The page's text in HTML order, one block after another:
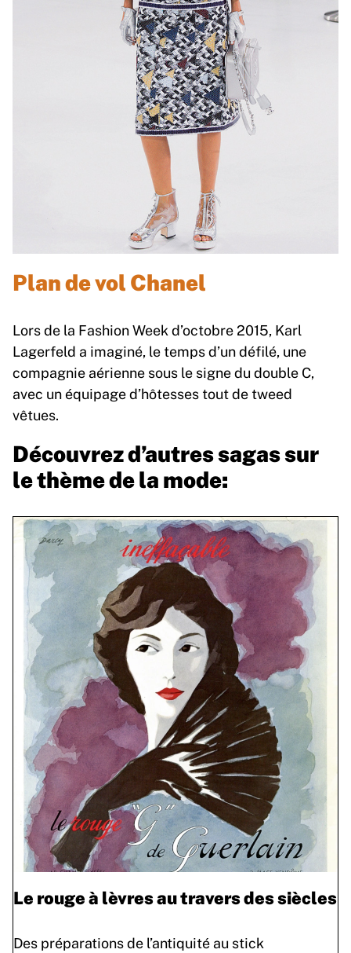
Plan de vol Chanel
Lors de la Fashion Week d’octobre 2015, Karl
Lagerfeld a imaginé, le temps d’un défilé, une
compagnie aérienne sous le signe du double C,
avec un équipage d’hôtesses tout de tweed
vêtues.
Découvrez d’autres sagas sur
le thème de la mode:
Le rouge à lèvres au travers des siècles
Des préparations de l’antiquité au stick